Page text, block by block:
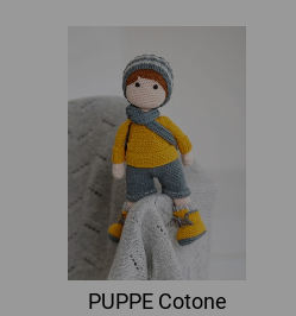
PUPPE Cotone